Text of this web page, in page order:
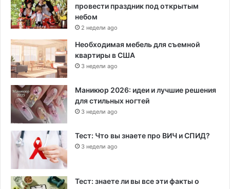
провести праздник под открытым
небом
2 недели ago
Необходимая мебель для съемной
квартиры в США
3 недели ago
Маникюр 2026: идеи и лучшие решения
для стильных ногтей
3 недели ago
Тест: Что вы знаете про ВИЧ и СПИД?
3 недели ago
Тест: знаете ли вы все эти факты о